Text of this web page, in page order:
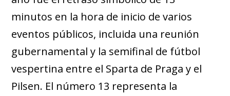
minutos en la hora de inicio de varios
eventos públicos, incluida una reunión
gubernamental y la semifinal de fútbol
vespertina entre el Sparta de Praga y el
Pilsen. El número 13 representa la